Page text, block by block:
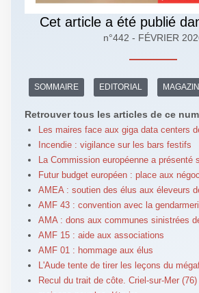
Cet article a été publié
n°442 - FÉVRIER
SOMMAIRE EDITORIAL
Retrouver tous les articles de ce
Les maires face aux giga data centers
Incendie : vigilance sur les bars festifs
La Commission européenne a présenté
Futur budget européen : place aux
AMEA : soutien des élus aux éleveurs
AMF 43 : convention avec la
AMA : dons aux communes sinistrées
AMF 15 : aide aux associations
AMF 01 : hommage aux élus
L'Aude tente de tirer les leçons du
Recul du trait de côte. Criel-sur-Mer